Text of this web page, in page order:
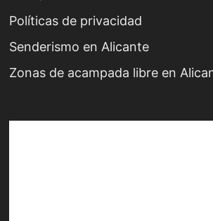
Políticas de privacidad
Senderismo en Alicante
Zonas de acampada libre en